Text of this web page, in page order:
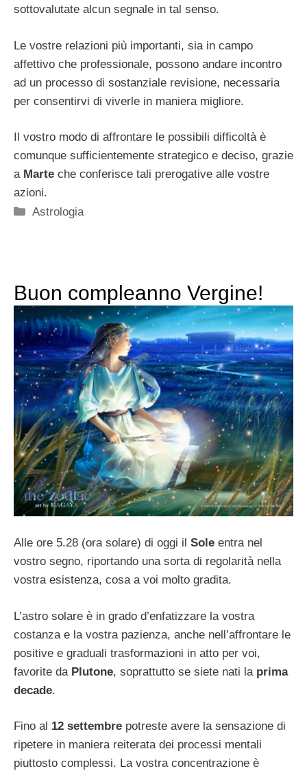
sottovalutate alcun segnale in tal senso.
Le vostre relazioni più importanti, sia in campo
affettivo che professionale, possono andare incontro
ad un processo di sostanziale revisione, necessaria
per consentirvi di viverle in maniera migliore.
Il vostro modo di affrontare le possibili difficoltà è
comunque sufficientemente strategico e deciso, grazie
a Marte che conferisce tali prerogative alle vostre
azioni.
Categorie
Astrologia
Buon compleanno Vergine!
Alle ore 5.28 (ora solare) di oggi il Sole entra nel
vostro segno, riportando una sorta di regolarità nella
vostra esistenza, cosa a voi molto gradita.
L’astro solare è in grado d’enfatizzare la vostra
costanza e la vostra pazienza, anche nell’affrontare le
positive e graduali trasformazioni in atto per voi,
favorite da Plutone, soprattutto se siete nati la prima
decade.
Fino al 12 settembre potreste avere la sensazione di
ripetere in maniera reiterata dei processi mentali
piuttosto complessi. La vostra concentrazione è